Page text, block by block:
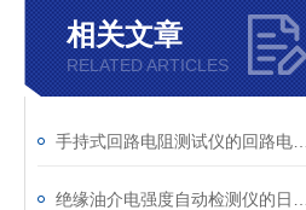
相关文章
RELATED ARTICLES